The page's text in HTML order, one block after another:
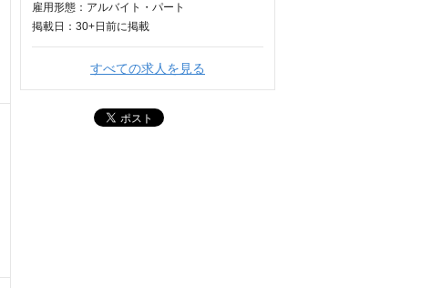
雇用形態：アルバイト・パート
掲載日： 30+日 前に掲載
すべての求人を見る